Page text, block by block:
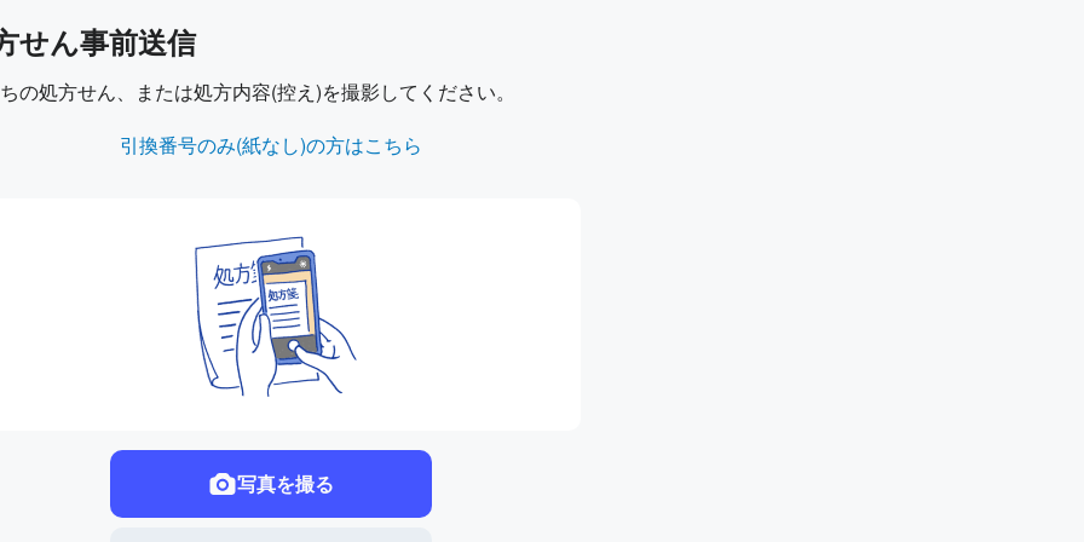
せん事前送信
の処方せん、または処方内容(控え)を撮影してください。
引換番号のみ(紙なし)の方はこちら
写真を撮る